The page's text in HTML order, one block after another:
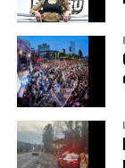
El operativo se
15 de julio en
Minas, donde
Policiales
captura de
Según los
buscado por su